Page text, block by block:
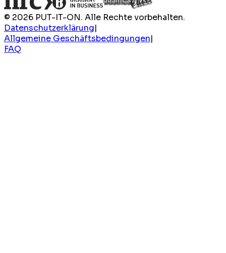
© 2026 PUT-IT-ON. Alle Rechte vorbehalten.
Datenschutzerklärung|
Allgemeine Geschäftsbedingungen|
FAQ